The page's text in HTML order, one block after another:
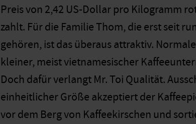
Preis von 2,42 US-Dollar pro Kilogramm
zahlt. Für die Familie Thom, die erst seit
gehören, ist das überaus attraktiv.
kleiner, meist vietnamesischer
Doch dafür verlangt Mr. Toi Qualität.
einheitlicher Größe akzeptiert der
vor dem Berg von Kaffeekirschen und